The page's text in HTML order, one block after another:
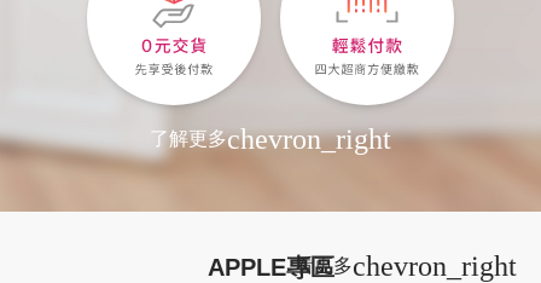
了解更多chevron_right
APPLE專區
看更多chevron_right